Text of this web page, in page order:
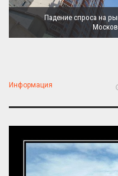
Падение спроса на
Информация